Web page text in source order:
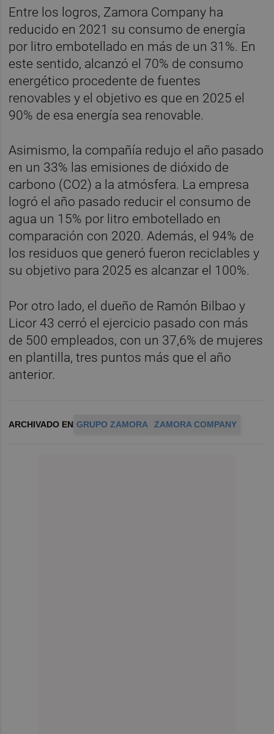
Entre los logros, Zamora Company ha
reducido en 2021 su consumo de energía
por litro embotellado en más de un 31%. En
este sentido, alcanzó el 70% de consumo
energético procedente de fuentes
renovables y el objetivo es que en 2025 el
90% de esa energía sea renovable.
Asimismo, la compañía redujo el año pasado
en un 33% las emisiones de dióxido de
carbono (CO2) a la atmósfera. La empresa
logró el año pasado reducir el consumo de
agua un 15% por litro embotellado en
comparación con 2020. Además, el 94% de
los residuos que generó fueron reciclables y
su objetivo para 2025 es alcanzar el 100%.
Por otro lado, el dueño de Ramón Bilbao y
Licor 43 cerró el ejercicio pasado con más
de 500 empleados, con un 37,6% de mujeres
en plantilla, tres puntos más que el año
anterior.
ARCHIVADO EN GRUPO ZAMORA ZAMORA COMPANY